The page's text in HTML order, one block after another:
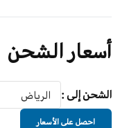
أسعار الشحن
الشحن إلى : الرياض
احصل على الأسعار